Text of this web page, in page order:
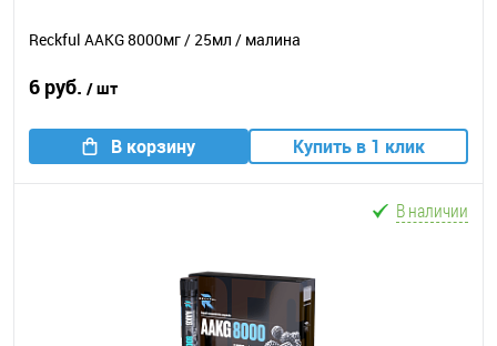
Reckful AAKG 8000мг / 25мл / малина
6 руб. / шт
В корзину Купить в 1 клик
В наличии